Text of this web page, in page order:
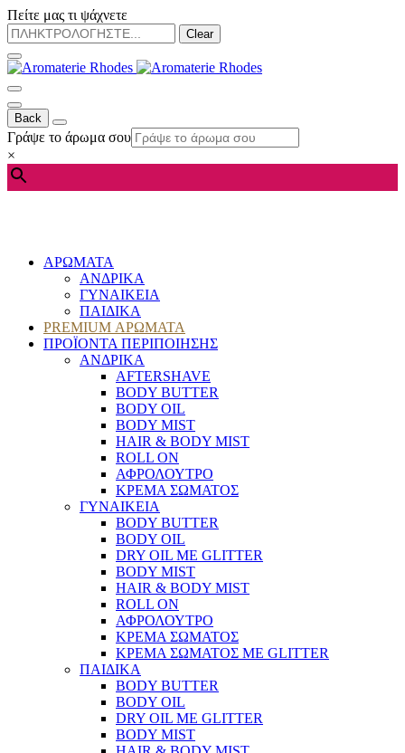
Πείτε μας τι ψάχνετε
Clear
Back
Γράψε το άρωμα σου
×
ΑΡΩΜΑΤΑ
ΑΝΔΡΙΚΑ
ΓΥΝΑΙΚΕΙΑ
ΠΑΙΔΙΚΑ
PREMIUM ΑΡΩΜΑΤΑ
ΠΡΟΪΟΝΤΑ ΠΕΡΙΠΟΙΗΣΗΣ
ΑΝΔΡΙΚΑ
AFTERSHAVE
BODY BUTTER
BODY OIL
BODY MIST
HAIR & BODY MIST
ROLL ON
ΑΦΡΟΛΟΥΤΡΟ
ΚΡΕΜΑ ΣΩΜΑΤΟΣ
ΓΥΝΑΙΚΕΙΑ
BODY BUTTER
BODY OIL
DRY OIL ΜΕ GLITTER
BODY MIST
HAIR & BODY MIST
ROLL ON
ΑΦΡΟΛΟΥΤΡΟ
ΚΡΕΜΑ ΣΩΜΑΤΟΣ
ΚΡΕΜΑ ΣΩΜΑΤΟΣ ΜΕ GLITTER
ΠΑΙΔΙΚΑ
BODY BUTTER
BODY OIL
DRY OIL ΜΕ GLITTER
BODY MIST